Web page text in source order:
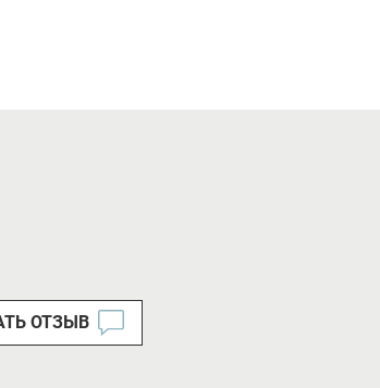
ОТЗЫВ